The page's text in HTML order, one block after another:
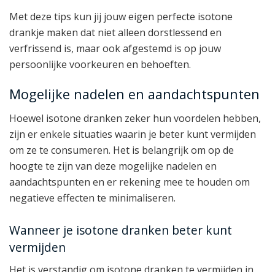
Met deze tips kun jij jouw eigen perfecte isotone
drankje maken dat niet alleen dorstlessend en
verfrissend is, maar ook afgestemd is op jouw
persoonlijke voorkeuren en behoeften.
Mogelijke nadelen en aandachtspunten
Hoewel isotone dranken zeker hun voordelen hebben,
zijn er enkele situaties waarin je beter kunt vermijden
om ze te consumeren. Het is belangrijk om op de
hoogte te zijn van deze mogelijke nadelen en
aandachtspunten en er rekening mee te houden om
negatieve effecten te minimaliseren.
Wanneer je isotone dranken beter kunt
vermijden